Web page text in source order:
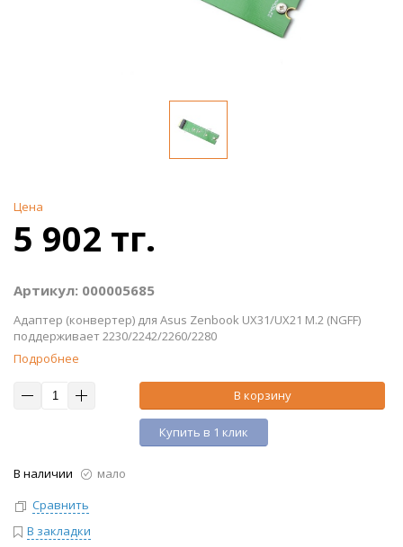
Цена
5 902 тг.
Артикул: 000005685
Адаптер (конвертер) для Asus Zenbook UX31/UX21 M.2 (NGFF)
поддерживает 2230/2242/2260/2280
Подробнее
В корзину
Купить в 1 клик
В наличии
мало
Сравнить
В закладки